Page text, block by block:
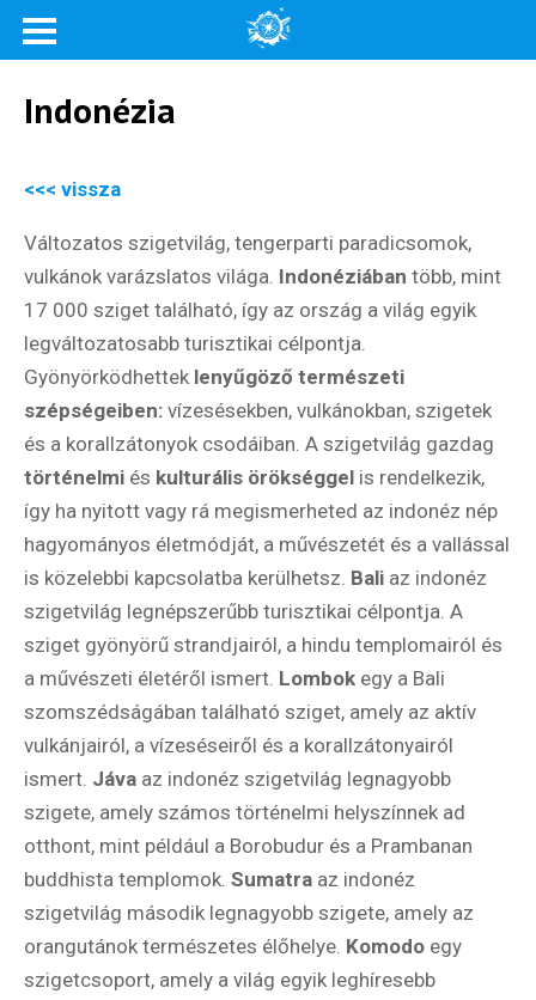
Indonézia
<<< vissza
Változatos szigetvilág, tengerparti paradicsomok,
vulkánok varázslatos világa. Indonéziában több, mint
17 000 sziget található, így az ország a világ egyik
legváltozatosabb turisztikai célpontja.
Gyönyörködhettek lenyűgöző természeti
szépségeiben: vízesésekben, vulkánokban, szigetek
és a korallzátonyok csodáiban. A szigetvilág gazdag
történelmi és kulturális örökséggel is rendelkezik,
így ha nyitott vagy rá megismerheted az indonéz nép
hagyományos életmódját, a művészetét és a vallással
is közelebbi kapcsolatba kerülhetsz. Bali az indonéz
szigetvilág legnépszerűbb turisztikai célpontja. A
sziget gyönyörű strandjairól, a hindu templomairól és
a művészeti életéről ismert. Lombok egy a Bali
szomszédságában található sziget, amely az aktív
vulkánjairól, a vízeséseiről és a korallzátonyairól
ismert. Jáva az indonéz szigetvilág legnagyobb
szigete, amely számos történelmi helyszínnek ad
otthont, mint például a Borobudur és a Prambanan
buddhista templomok. Sumatra az indonéz
szigetvilág második legnagyobb szigete, amely az
orangutánok természetes élőhelye. Komodo egy
szigetcsoport, amely a világ egyik leghíresebb